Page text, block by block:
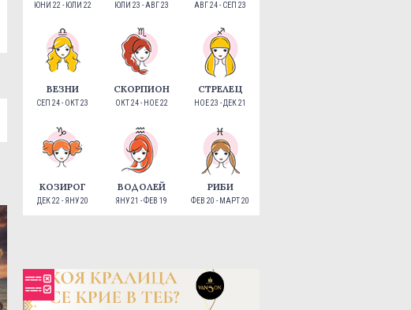
ЮНИ 22 - ЮЛИ 22 ЮЛИ 23 - АВГ 23 АВГ 24 - СЕП 23
ВЕЗНИ
СЕП 24 - ОКТ 23
СКОРПИОН
ОКТ 24 - НОЕ 22
СТРЕЛЕЦ
НОЕ 23 - ДЕК 21
КОЗИРОГ
ДЕК 22 - ЯНУ 20
ВОДОЛЕЙ
ЯНУ 21 - ФЕВ 19
РИБИ
ФЕВ 20 - МАРТ 20